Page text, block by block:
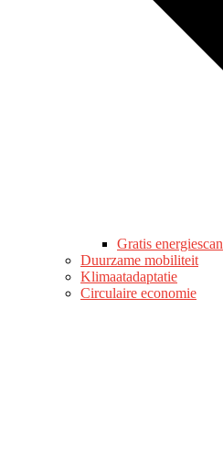
Gratis energiescan
Duurzame mobiliteit
Klimaatadaptatie
Circulaire economie